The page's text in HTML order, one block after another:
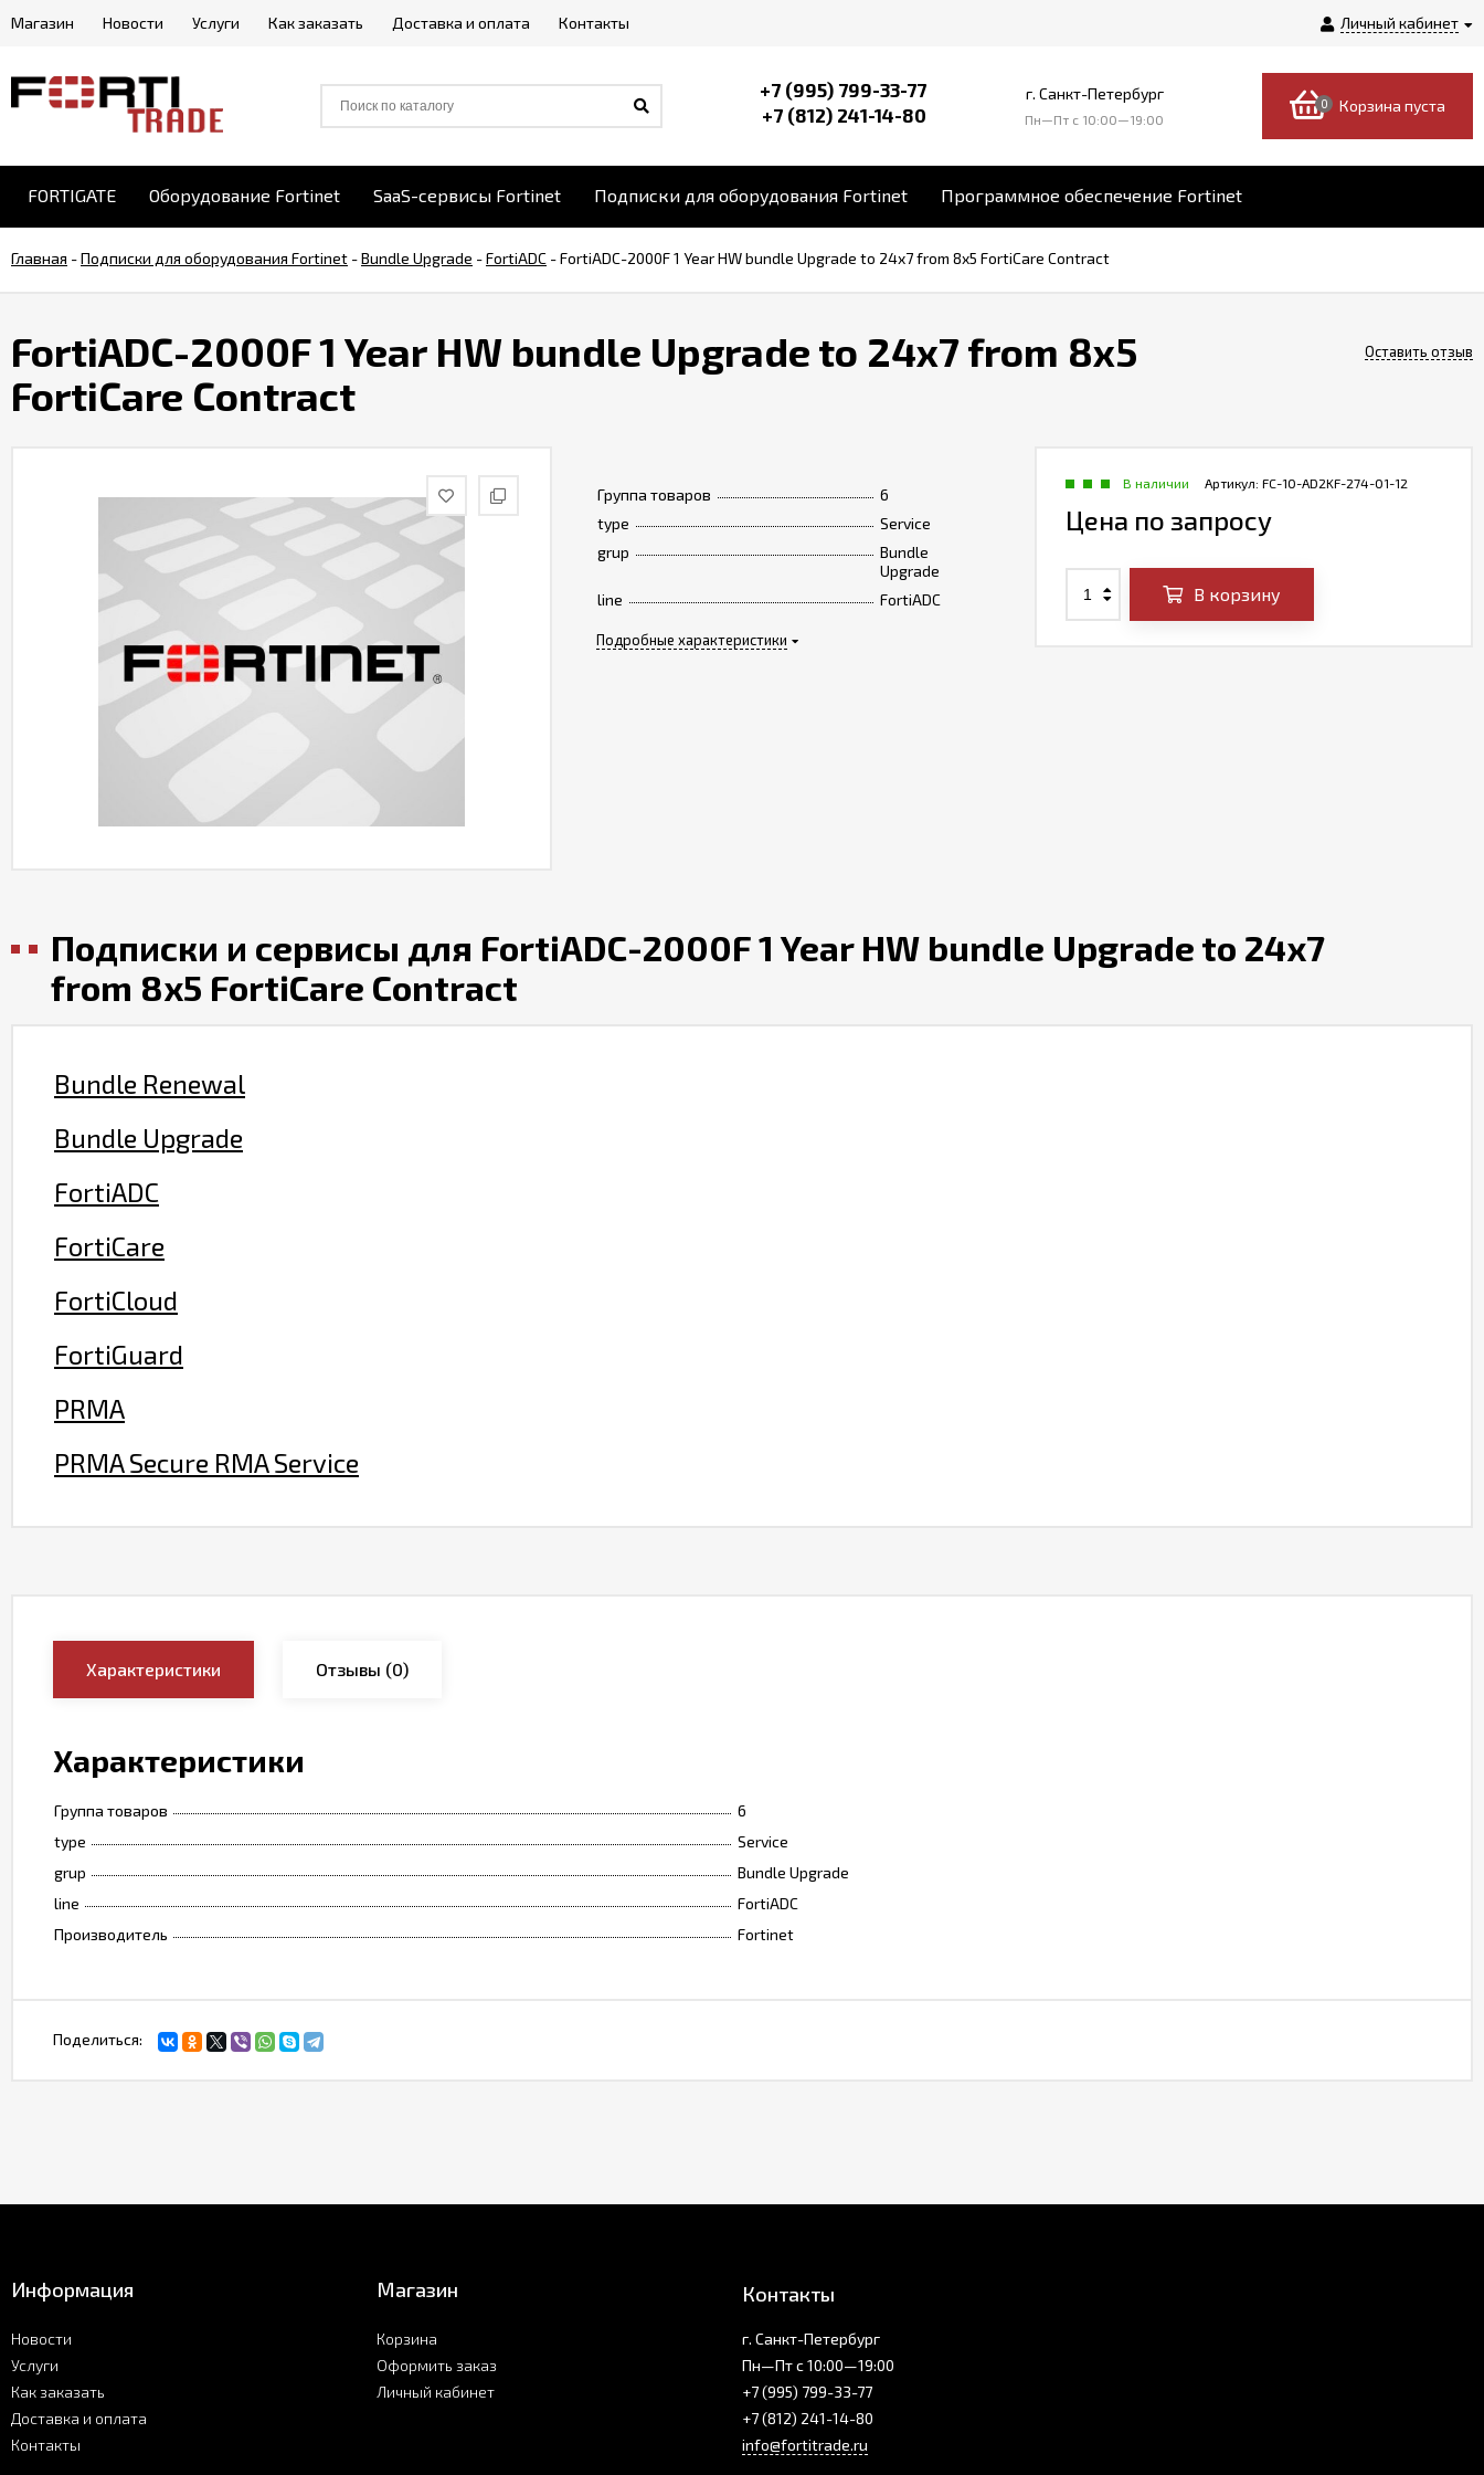
Личный кабинет
Магазин Новости Услуги Как заказать Доставка и оплата Контакты
+7 (995) 799-33-77
+7 (812) 241-14-80
г. Санкт-Петербург
Пн—Пт c 10:00—19:00
0 Корзина пуста
FORTIGATE Оборудование Fortinet SaaS-сервисы Fortinet Подписки для оборудования Fortinet Программное обеспечение Fortinet
Главная -Подписки для оборудования Fortinet -Bundle Upgrade -FortiADC -FortiADC-2000F 1 Year HW bundle Upgrade to 24x7 from 8x5 FortiCare Contract
FortiADC-2000F 1 Year HW bundle Upgrade to 24x7 from 8x5
FortiCare Contract
Оставить отзыв
Группа товаров
6
type
Service
grup
Bundle
Upgrade
line
FortiADC
Подробные характеристики
Артикул: FC-10-AD2KF-274-01-12
В наличии
Цена по запросу
В корзину
Подписки и сервисы для FortiADC-2000F 1 Year HW bundle Upgrade to 24x7
from 8x5 FortiCare Contract
Bundle Renewal
Bundle Upgrade
FortiADC
FortiCare
FortiCloud
FortiGuard
PRMA
PRMA Secure RMA Service
Характеристики Отзывы (0)
Характеристики
Группа товаров
6
type
Service
grup
Bundle Upgrade
line
FortiADC
Производитель
Fortinet
Поделиться:
Информация
Новости
Услуги
Как заказать
Доставка и оплата
Контакты
Магазин
Корзина
Оформить заказ
Личный кабинет
Контакты
г. Санкт-Петербург
Пн—Пт с 10:00—19:00
+7 (995) 799-33-77
+7 (812) 241-14-80
info@fortitrade.ru